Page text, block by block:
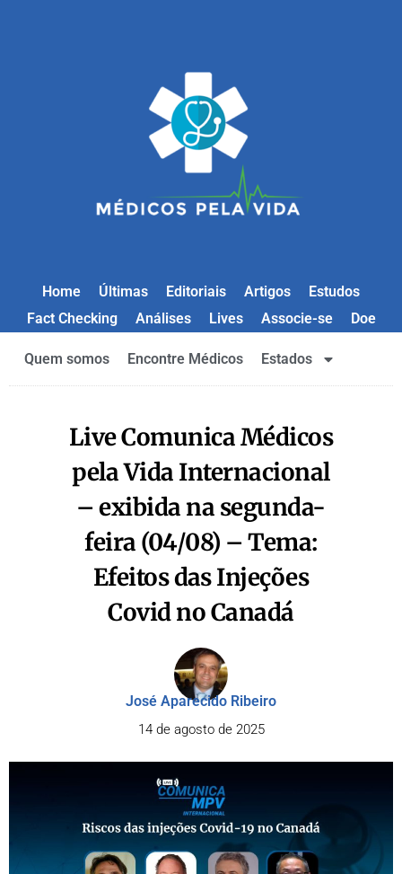
Home Últimas Editoriais Artigos
Estudos
Fact Checking
Análises Lives Associe-se Doe
Quem somos Encontre Médicos Estados
Live Comunica Médicos
pela Vida Internacional
– exibida na segunda-
feira (04/08) – Tema:
Efeitos das Injeções
Covid no Canadá
José Aparecido Ribeiro
14 de agosto de 2025